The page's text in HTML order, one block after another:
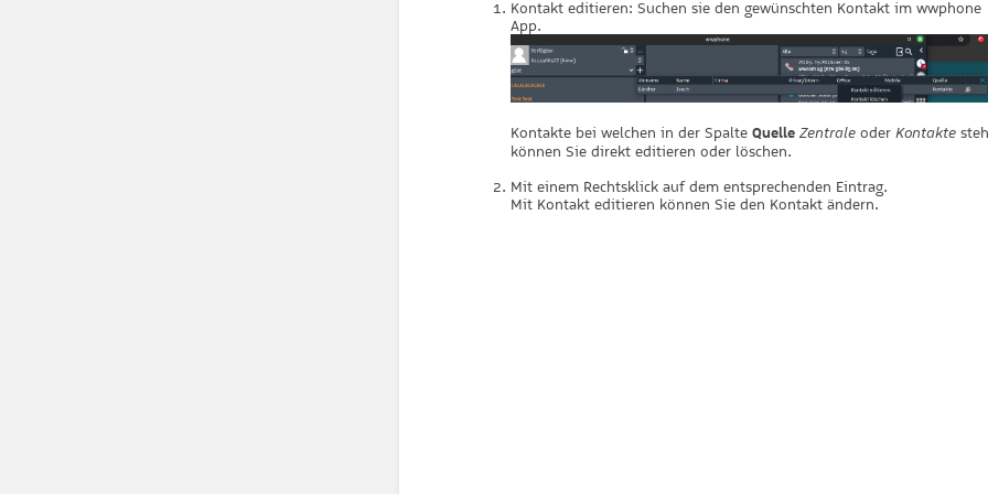
Kontakt editieren: Suchen sie den gewünschten Kontakt im wwphone
App.
Kontakte bei welchen in der SpalteQuelle Zentrale oderKontakte
können Sie direkt editieren oder löschen.
Mit einem Rechtsklick auf dem entsprechenden Eintrag.
Mit Kontakt editieren können Sie den Kontakt ändern.